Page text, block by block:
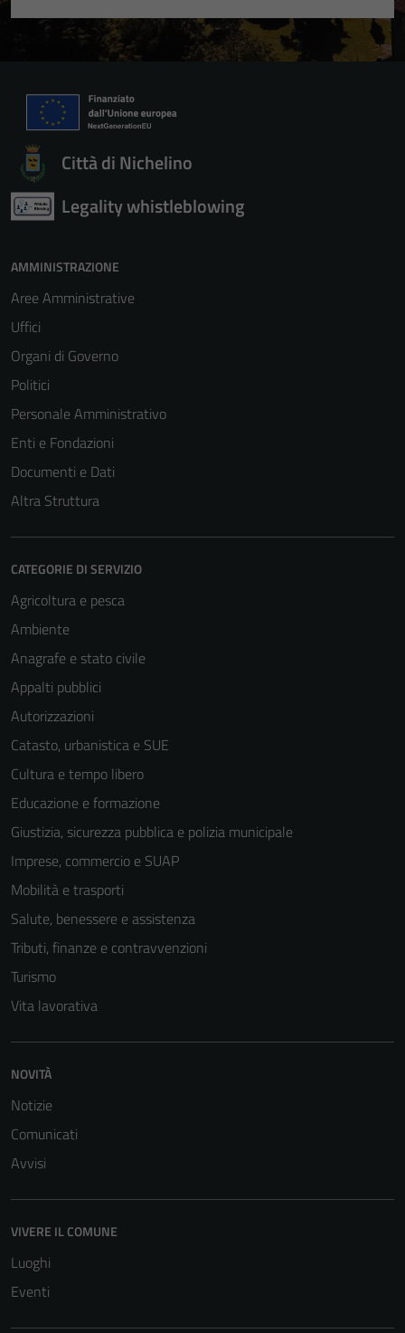
Città di Nichelino
Legality whistleblowing
AMMINISTRAZIONE
Aree Amministrative
Uffici
Organi di Governo
Politici
Personale Amministrativo
Enti e Fondazioni
Documenti e Dati
Altra Struttura
CATEGORIE DI SERVIZIO
Agricoltura e pesca
Ambiente
Anagrafe e stato civile
Appalti pubblici
Autorizzazioni
Catasto, urbanistica e SUE
Cultura e tempo libero
Educazione e formazione
Giustizia, sicurezza pubblica e polizia municipale
Imprese, commercio e SUAP
Mobilità e trasporti
Salute, benessere e assistenza
Tributi, finanze e contravvenzioni
Turismo
Vita lavorativa
NOVITÀ
Notizie
Comunicati
Avvisi
VIVERE IL COMUNE
Luoghi
Eventi
funzionamento